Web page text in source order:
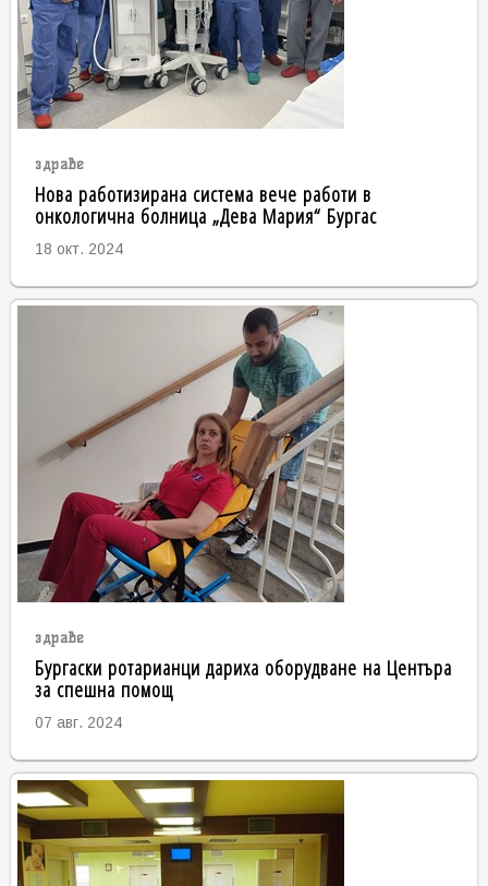
здраве
Нова работизирана система вече работи в
онкологична болница „Дева Мария“ Бургас
18 окт. 2024
здраве
Бургаски ротарианци дариха оборудване на Центъра
за спешна помощ
07 авг. 2024